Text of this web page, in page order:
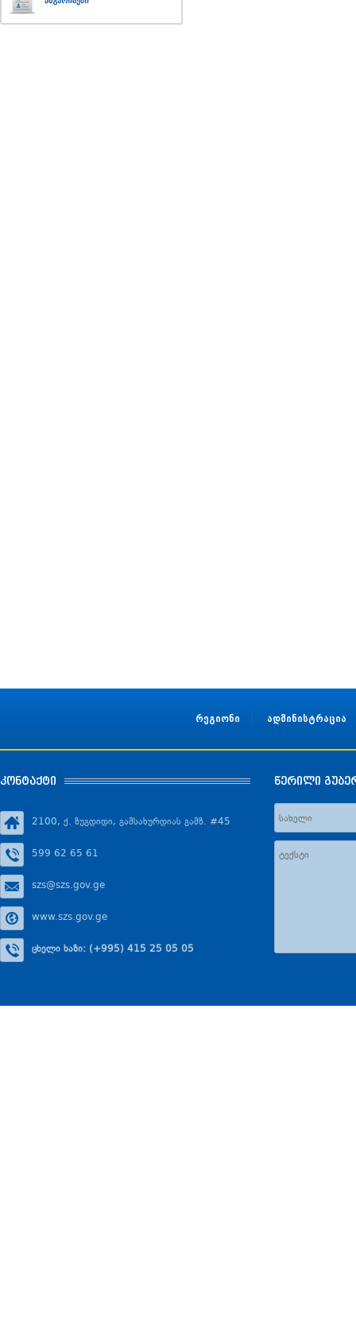
რეგიონი ადმინისტრაცია
კონტაქტი
2100, ქ. ზუგდიდი, გამსახურდიას გამზ. #45
599 62 65 61
szs@szs.gov.ge
www.szs.gov.ge
ცხელი ხაზი: (+995) 415 25 05 05
წერილი